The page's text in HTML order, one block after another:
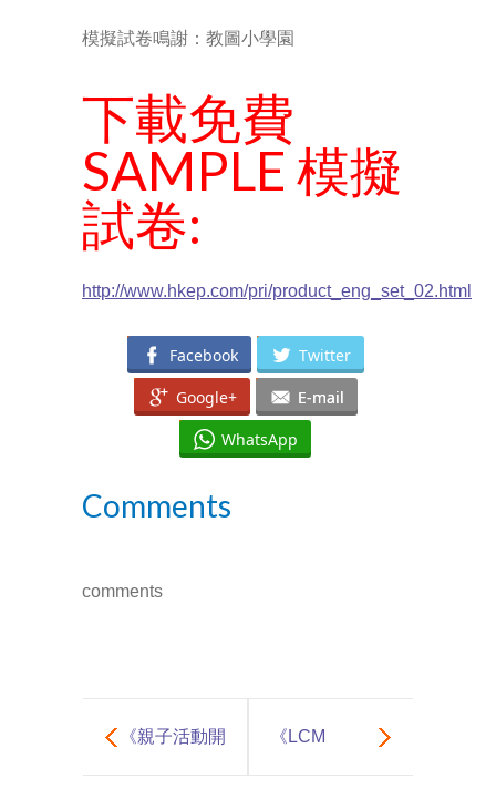
-- Blog Support
---- I Forgot My Password
---- Frequently Asked Questions
Partnerships
歡迎加盟
Social Media
媒體報導
About Us
聯絡我們
模擬試卷鳴謝：教圖小學園
下載免費
SAMPLE 模擬
試卷:
http://www.hkep.com/pri/product_eng_set_02.html
Facebook
Twitter
Google+
E-mail
WhatsApp
Comments
comments
《親子活動開 《LCM